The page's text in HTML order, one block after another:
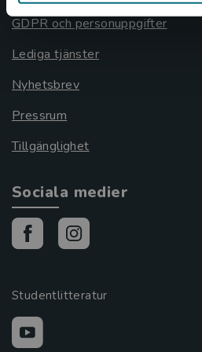
GDPR och personuppgifter
Lediga tjänster
Nyhetsbrev
Pressrum
Tillgänglighet
Sociala medier
Studentlitteratur